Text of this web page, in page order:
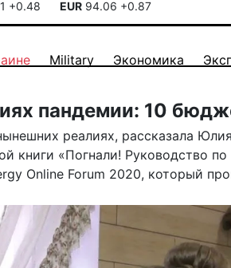
+0.48 EUR 94.06 +0.87
Military Экономика
пандемии: 10
реалиях, рассказала
книги «Погнали! Руководство
Online Forum 2020, который